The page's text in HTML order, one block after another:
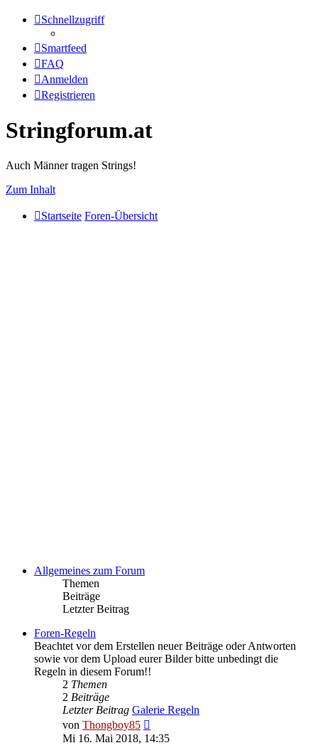
Schnellzugriff
Smartfeed
FAQ
Anmelden
Registrieren
Stringforum.at
Auch Männer tragen Strings!
Zum Inhalt
Startseite Foren-Übersicht
Allgemeines zum Forum
Themen
Beiträge
Letzter Beitrag
Foren-Regeln
Beachtet vor dem Erstellen neuer Beiträge oder Antworten
sowie vor dem Upload eurer Bilder bitte unbedingt die
Regeln in diesem Forum!!
2 Themen
2 Beiträge
Letzter Beitrag Galerie Regeln
von Thongboy85
Beitrag
Mi 16. Mai 2018, 14:35